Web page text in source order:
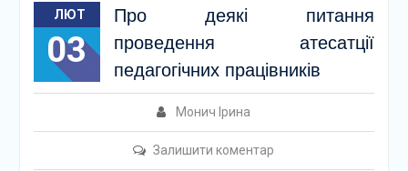
ЛЮТ
03
Про деякі питання
проведення атесатції
педагогічних працівників
Монич Ірина
Залишити коментар